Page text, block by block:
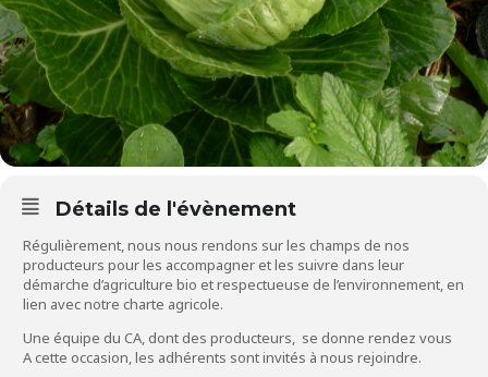
Détails de l'évènement
Régulièrement, nous nous rendons sur les champs de nos
producteurs pour les accompagner et les suivre dans leur
démarche d’agriculture bio et respectueuse de l’environnement, en
lien avec notre charte agricole.
Une équipe du CA, dont des producteurs, se donne rendez vous
A cette occasion, les adhérents sont invités à nous rejoindre.